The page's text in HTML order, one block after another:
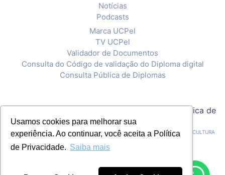
Usamos cookies para melhorar sua
experiência. Ao continuar, você aceita a Política
de Privacidade. Saiba mais
Notícias
Podcasts
Marca UCPel
TV UCPel
Validador de Documentos
Consulta do Código de validação do Diploma digital
Consulta Pública de Diplomas
Política de
Privacidade
CNPJ: 92.238.914/0001-03 - ASSOCIAÇÃO PELOTENSE DE ASSISTÊNCIA E CULTURA